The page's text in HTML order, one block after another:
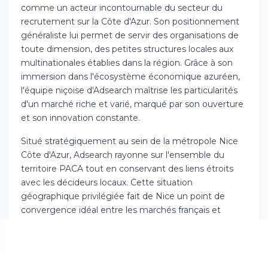
comme un acteur incontournable du secteur du
recrutement sur la Côte d'Azur. Son positionnement
généraliste lui permet de servir des organisations de
toute dimension, des petites structures locales aux
multinationales établies dans la région. Grâce à son
immersion dans l'écosystème économique azuréen,
l'équipe niçoise d'Adsearch maîtrise les particularités
d'un marché riche et varié, marqué par son ouverture
et son innovation constante.
Situé stratégiquement au sein de la métropole Nice
Côte d'Azur, Adsearch rayonne sur l'ensemble du
territoire PACA tout en conservant des liens étroits
avec les décideurs locaux. Cette situation
géographique privilégiée fait de Nice un point de
convergence idéal entre les marchés français et